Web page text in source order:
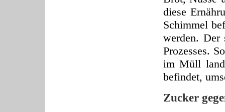
diese
Schimmel
werden. Der
Prozesses.
im Müll
befindet,
Zucker